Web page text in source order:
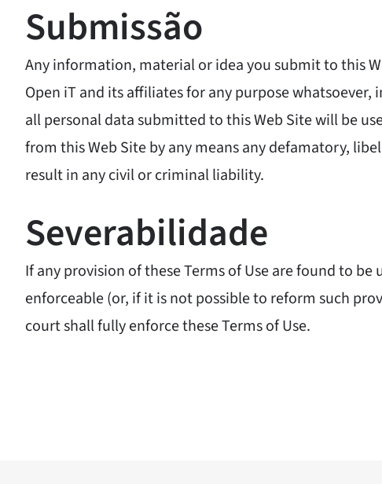
Submissão
Any information, material or idea you submit to this
Open iT and its affiliates for any purpose
all personal data submitted to this Web Site will be
from this Web Site by any means any defamatory,
result in any civil or criminal liability.
Severabilidade
If any provision of these Terms of Use are found to
enforceable (or, if it is not possible to reform such
court shall fully enforce these Terms of Use.